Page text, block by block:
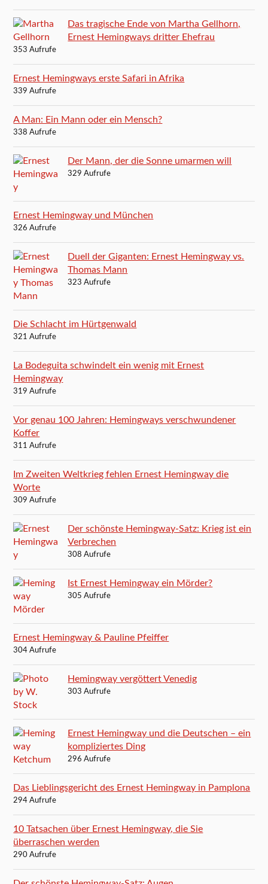
Das tragische Ende von Martha Gellhorn,
Ernest Hemingways dritter Ehefrau
353 Aufrufe
Ernest Hemingways erste Safari in Afrika
339 Aufrufe
A Man: Ein Mann oder ein Mensch?
338 Aufrufe
Der Mann, der die Sonne umarmen will
329 Aufrufe
Ernest Hemingway und München
326 Aufrufe
Duell der Giganten: Ernest Hemingway vs.
Thomas Mann
323 Aufrufe
Die Schlacht im Hürtgenwald
321 Aufrufe
La Bodeguita schwindelt ein wenig mit Ernest
Hemingway
319 Aufrufe
Vor genau 100 Jahren: Hemingways verschwundener
Koffer
311 Aufrufe
Im Zweiten Weltkrieg fehlen Ernest Hemingway die
Worte
309 Aufrufe
Der schönste Hemingway-Satz: Krieg ist ein
Verbrechen
308 Aufrufe
Ist Ernest Hemingway ein Mörder?
305 Aufrufe
Ernest Hemingway & Pauline Pfeiffer
304 Aufrufe
Hemingway vergöttert Venedig
303 Aufrufe
Ernest Hemingway und die Deutschen – ein
kompliziertes Ding
296 Aufrufe
Das Lieblingsgericht des Ernest Hemingway in Pamplona
294 Aufrufe
10 Tatsachen über Ernest Hemingway, die Sie
überraschen werden
290 Aufrufe